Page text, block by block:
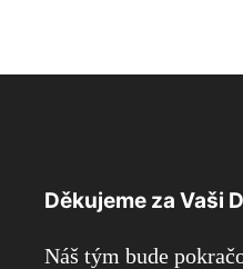
Děkujeme za Vaši
Náš tým bude